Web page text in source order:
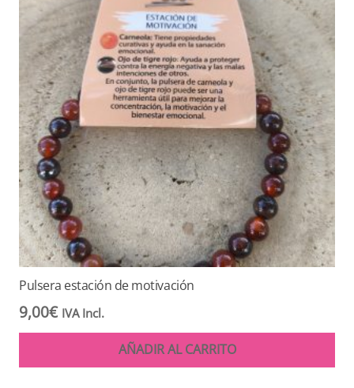
Pulsera estación de motivación
9,00€ IVA Incl.
AÑADIR AL CARRITO